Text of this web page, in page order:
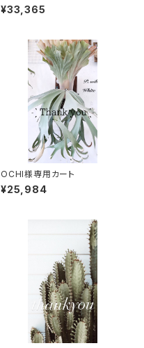
¥33,365
OCHI様専用カート
¥25,984